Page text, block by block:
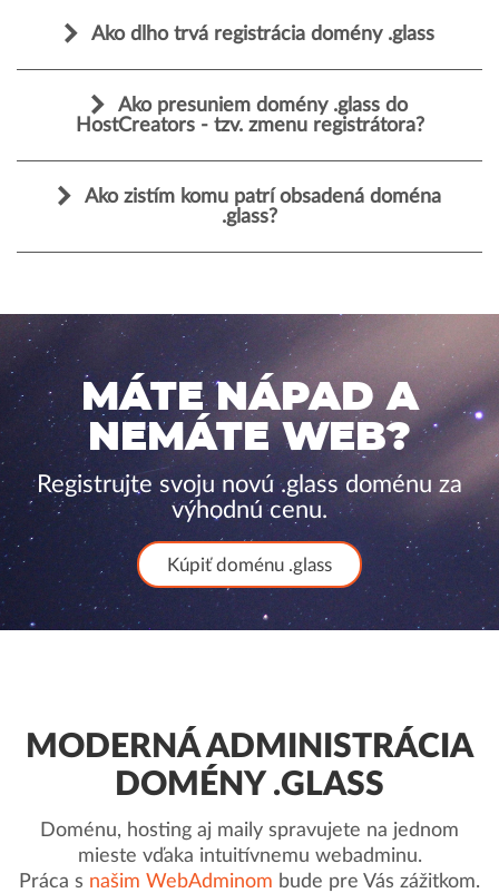
Ako dlho trvá registrácia domény .glass
Ako presuniem domény .glass do
HostCreators - tzv. zmenu registrátora?
Ako zistím komu patrí obsadená doména
.glass?
MÁTE NÁPAD A
NEMÁTE WEB?
Registrujte svoju novú .glass doménu za
výhodnú cenu.
Kúpiť doménu .glass
MODERNÁ ADMINISTRÁCIA
DOMÉNY .GLASS
Doménu, hosting aj maily spravujete na jednom
mieste vďaka intuitívnemu webadminu.
Práca s našim WebAdminom bude pre Vás zážitkom.